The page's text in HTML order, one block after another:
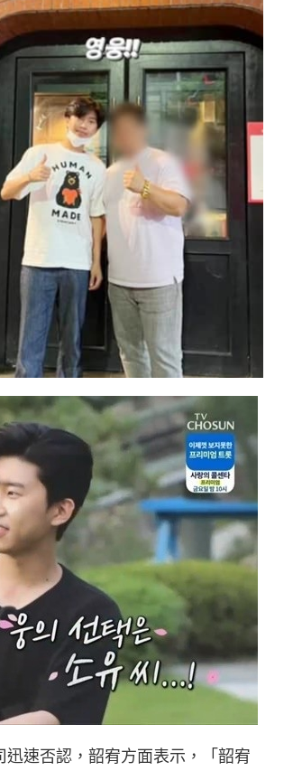
速否認，韶宥方面表示，「韶宥